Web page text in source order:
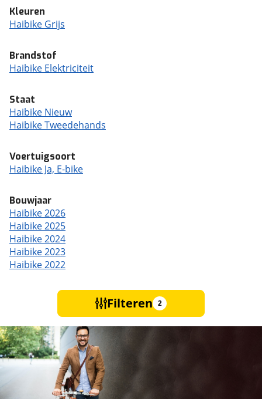
Kleuren
Haibike Grijs
Brandstof
Haibike Elektriciteit
Staat
Haibike Nieuw
Haibike Tweedehands
Voertuigsoort
Haibike Ja, E-bike
Bouwjaar
Haibike 2026
Haibike 2025
Haibike 2024
Haibike 2023
Haibike 2022
Filteren 2